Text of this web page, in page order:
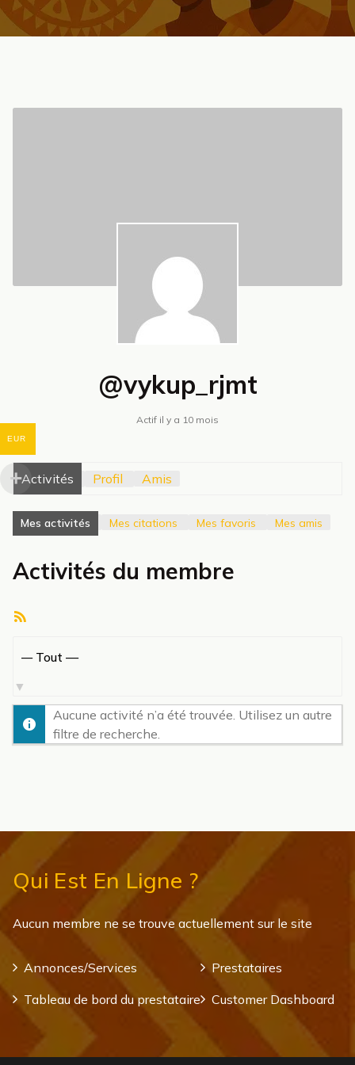
@vykup_rjmt
Actif il y a 10 mois
Activités Profil Amis
Mes activités Mes citations Mes favoris Mes amis
Activités du membre
par
activité:
Aucune activité n’a été trouvée. Utilisez un autre
filtre de recherche.
Qui Est En Ligne ?
Aucun membre ne se trouve actuellement sur le site
Annonces/Services
Prestataires
Tableau de bord du prestataire
Customer Dashboard
EUR